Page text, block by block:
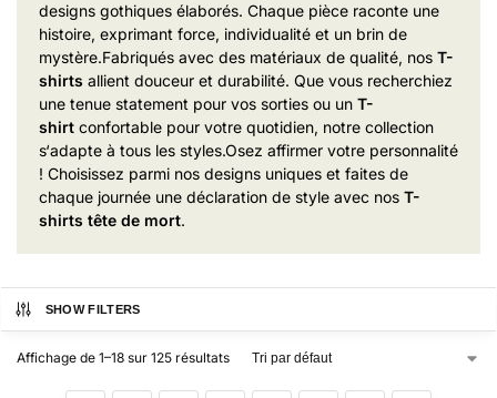
designs gothiques élaborés. Chaque pièce raconte une
histoire, exprimant force, individualité et un brin de
mystère.Fabriqués avec des matériaux de qualité, nos T-
shirts allient douceur et durabilité. Que vous recherchiez
une tenue statement pour vos sorties ou un T-
shirt confortable pour votre quotidien, notre collection
s‘adapte à tous les styles.Osez affirmer votre personnalité
! Choisissez parmi nos designs uniques et faites de
chaque journée une déclaration de style avec nos T-
shirts tête de mort.
SHOW FILTERS
Affichage de 1–18 sur 125 résultats